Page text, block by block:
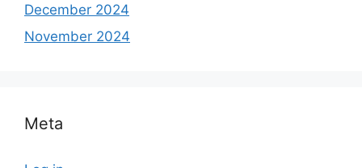
December 2024
November 2024
Meta